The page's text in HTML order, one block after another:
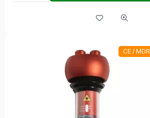
CE / MDR